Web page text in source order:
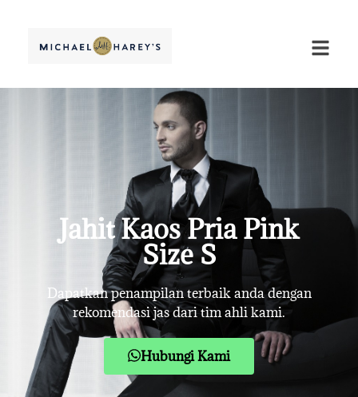
Jahit Kaos Pria Pink
Size S
Dapatkan penampilan terbaik anda dengan
rekomendasi jas dari tim ahli kami.
Hubungi Kami